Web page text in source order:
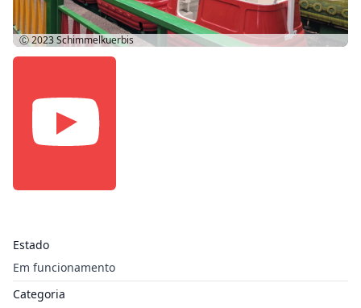
Estado
Em funcionamento
Categoria
Ⓒ 2023Schimmelkuerbis